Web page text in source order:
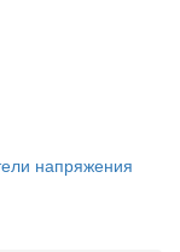
напряжения